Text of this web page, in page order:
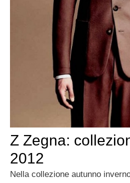
Z Zegna:
2012
Nella collezione autunno